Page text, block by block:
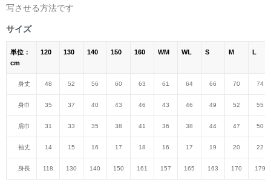
写させる方法です
サイズ
単位：
cm
120 130 140 150 160 WM WL S M L
身丈 48 52 56 60 63 61 64 66 70 74
身巾 35 37 40 43 46 43 46 49 52 55
肩巾 31 33 35 38 41 36 38 44 47 50
袖丈 14 15 16 17 18 16 17 19 20 22
身長 118 130 140 150 161 157 165 163 170 179